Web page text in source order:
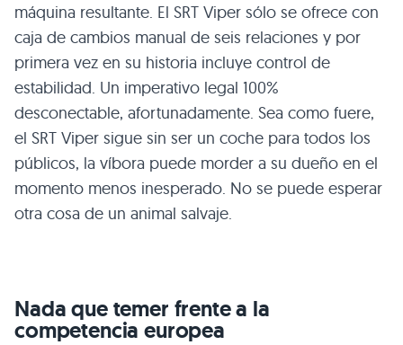
máquina resultante. El SRT Viper sólo se ofrece con
caja de cambios manual de seis relaciones y por
primera vez en su historia incluye control de
estabilidad. Un imperativo legal 100%
desconectable, afortunadamente. Sea como fuere,
el SRT Viper sigue sin ser un coche para todos los
públicos, la víbora puede morder a su dueño en el
momento menos inesperado. No se puede esperar
otra cosa de un animal salvaje.
Nada que temer frente a la
competencia europea